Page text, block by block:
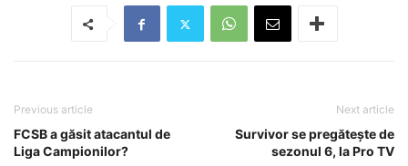
Previous article
FCSB a găsit atacantul de
Liga Campionilor?
Next article
Survivor se pregătește de
sezonul 6, la Pro TV